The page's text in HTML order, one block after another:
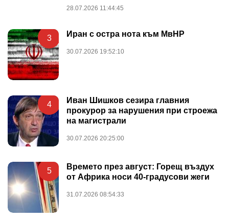
28.07.2026 11:44:45
3 Иран с остра нота към МвНР
30.07.2026 19:52:10
4
Иван Шишков сезира главния
прокурор за нарушения при строежа
на магистрали
30.07.2026 20:25:00
5
Времето през август: Горещ въздух
от Африка носи 40-градусови жеги
31.07.2026 08:54:33